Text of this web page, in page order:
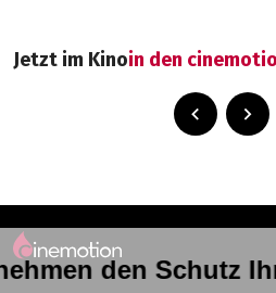
Jetzt im Kinoin den